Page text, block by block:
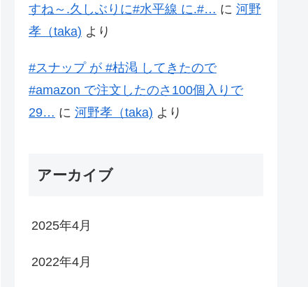
すね～.久しぶりに#水平線 に.#… に 河野
孝（taka) より
#スナップ が #枯渇 してきたので
#amazon で注文したのさ100個入りで
29… に 河野孝（taka) より
アーカイブ
2025年4月
2022年4月